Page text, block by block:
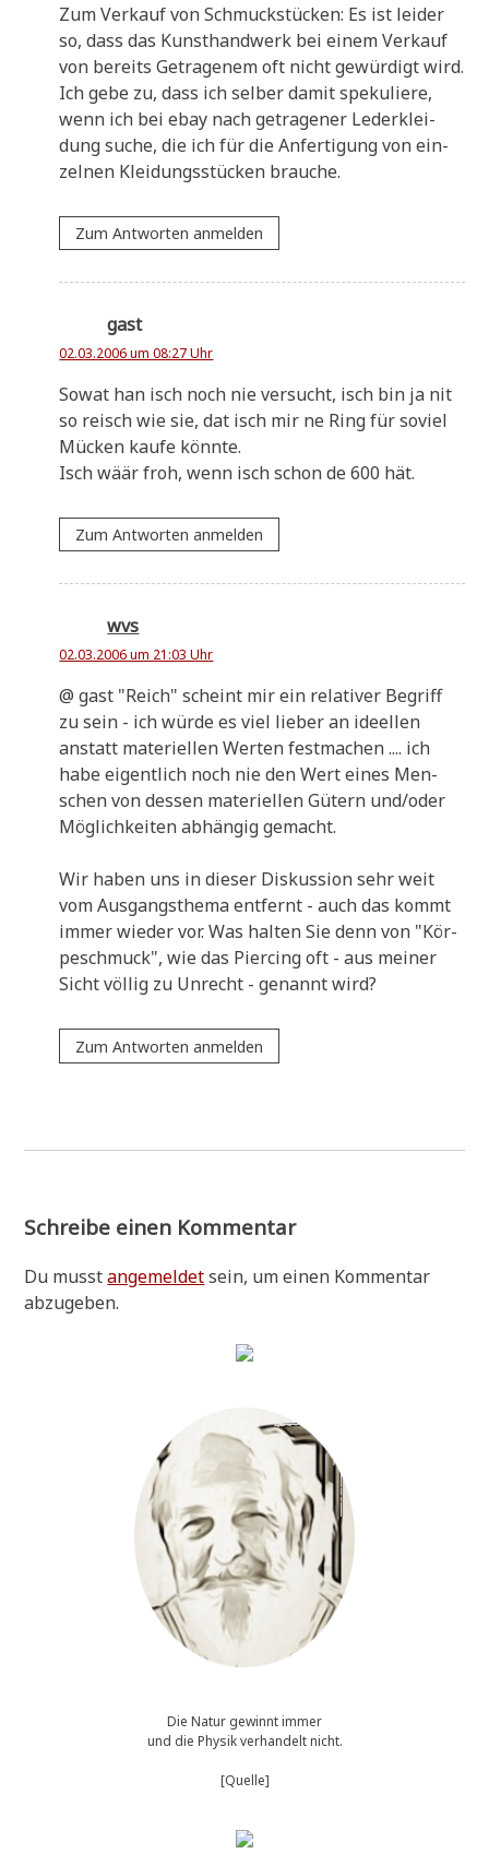
Zum Ver­kauf von Schmuck­stücken: Es ist lei­der
so, dass das Kunst­hand­werk bei einem Ver­kauf
von bereits Getra­ge­nem oft nicht gewür­digt wird.
Ich gebe zu, dass ich sel­ber damit spe­ku­lie­re,
wenn ich bei ebay nach getra­ge­ner Leder­klei­
dung suche, die ich für die Anfer­ti­gung von ein­
zel­nen Klei­dungs­stücken brauche.
Zum Antworten anmelden
gast
02.03.2006 um 08:27 Uhr
Sowat han isch noch nie ver­sucht, isch bin ja nit
so reisch wie sie, dat isch mir ne Ring für soviel
Mücken kau­fe könnte.
Isch wäär froh, wenn isch schon de 600 hät.
Zum Antworten anmelden
wvs
02.03.2006 um 21:03 Uhr
@ gast "Reich" scheint mir ein rela­ti­ver Begriff
zu sein - ich wür­de es viel lie­ber an ideel­len
anstatt mate­ri­el­len Wer­ten fest­ma­chen .... ich
habe eigent­lich noch nie den Wert eines Men­
schen von des­sen mate­ri­el­len Gütern und/oder
Mög­lich­kei­ten abhän­gig gemacht.
Wir haben uns in die­ser Dis­kus­si­on sehr weit
vom Aus­gangs­the­ma ent­fernt - auch das kommt
immer wie­der vor. Was hal­ten Sie denn von "Kör­
pe­schmuck", wie das Pier­cing oft - aus mei­ner
Sicht völ­lig zu Unrecht - genannt wird?
Zum Antworten anmelden
Schreibe einen Kommentar
Du musstangemeldetsein, um einen Kommentar
abzugeben.
Die Natur gewinnt immer
und die Physik verhandelt nicht.
[Quelle]